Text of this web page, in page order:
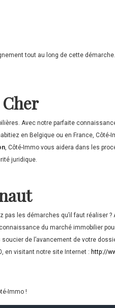
tout au long de cette
Avec notre parfaite
en Belgique ou en France,
, Côté-Immo vous aidera dans les
juridique.
les démarches qu’il faut réaliser ?
du marché immobilier
de l’avancement de votre
en visitant notre site Internet : http://
Immo !